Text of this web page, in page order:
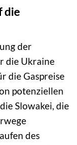
die
der
die Ukraine
die Gaspreise
potenziellen
Slowakei, die
des